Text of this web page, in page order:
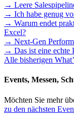
→ Leere
→ Ich habe genug
→ Warum endet
Excel?
→ Next-Gen
→ Das ist eine echte
Alle bisherigen
Events, Messen,
Möchten Sie mehr
zu den nächsten